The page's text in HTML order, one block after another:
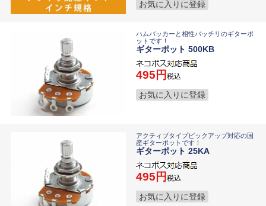
お気に入りに登録
ハムバッカーと相性バッチリのギターポ
ットです！
ギターポット 500KB
495 税込
お気に入りに登録
アクティブタイプピックアップ対応の国
産ギターポットです！
ギターポット 25KA
495 税込
お気に入りに登録